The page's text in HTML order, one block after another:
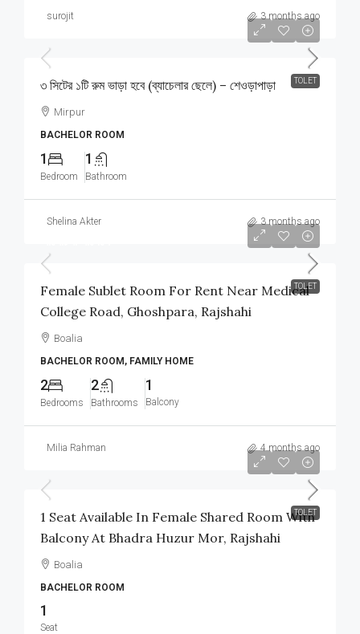
surojit 3 months ago
TOLET
৩ সিটের ১টি রুম ভাড়া হবে (ব্যাচেলার ছেলে) – শেওড়াপাড়া
Mirpur
BACHELOR ROOM
1
Bedroom
1
Bathroom
Shelina Akter 3 months ago
TOLET
Female Sublet Room For Rent Near Medical
College Road, Ghoshpara, Rajshahi
Boalia
BACHELOR ROOM, FAMILY HOME
2
Bedrooms
2
Bathrooms
1
Balcony
Milia Rahman 4 months ago
TOLET
1 Seat Available In Female Shared Room With
Balcony At Bhadra Huzur Mor, Rajshahi
Boalia
BACHELOR ROOM
1
Seat